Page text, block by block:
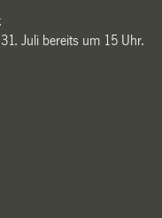
Juli bereits um 15 Uhr.